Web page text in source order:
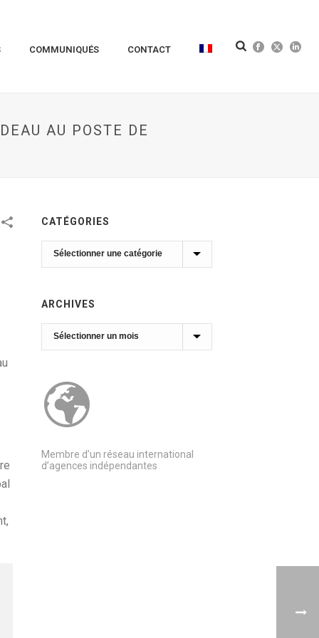
COMMUNIQUÉS CONTACT
AU POSTE DE
CATÉGORIES
Catégories
ARCHIVES
Archives
Membre d’un réseau international
d’agences indépendantes